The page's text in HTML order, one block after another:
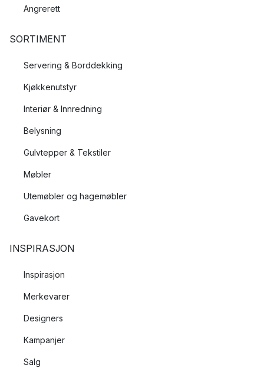
Angrerett
SORTIMENT
Servering & Borddekking
Kjøkkenutstyr
Interiør & Innredning
Belysning
Gulvtepper & Tekstiler
Møbler
Utemøbler og hagemøbler
Gavekort
INSPIRASJON
Inspirasjon
Merkevarer
Designers
Kampanjer
Salg